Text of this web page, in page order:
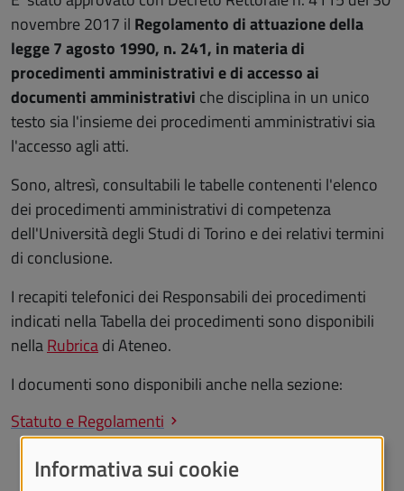
novembre 2017 il Regolamento di attuazione della
legge 7 agosto 1990, n. 241, in materia di
procedimenti amministrativi e di accesso ai
documenti amministrativi che disciplina in un unico
testo sia l'insieme dei procedimenti amministrativi sia
l'accesso agli atti.
Sono, altresì, consultabili le tabelle contenenti l'elenco
dei procedimenti amministrativi di competenza
dell'Università degli Studi di Torino e dei relativi termini
di conclusione.
I recapiti telefonici dei Responsabili dei procedimenti
indicati nella Tabella dei procedimenti sono disponibili
nellaRubricadi Ateneo.
I documenti sono disponibili anche nella sezione:
Statuto e Regolamenti
Informativa sui cookie